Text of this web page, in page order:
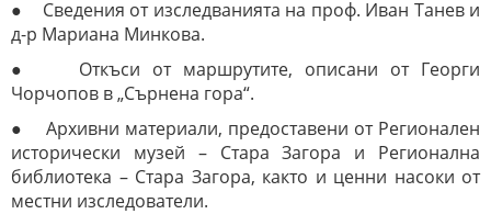
● Сведения от изследванията на проф. Иван Танев и
д-р Мариана Минкова.
● Откъси от маршрутите, описани от Георги
Чорчопов в „Сърнена гора“.
● Архивни материали, предоставени от Регионален
исторически музей – Стара Загора и Регионална
библиотека – Стара Загора, както и ценни насоки от
местни изследователи.